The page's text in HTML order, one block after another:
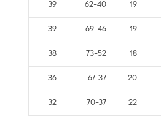
19
62-40
39
19
69-46
39
18
73-52
38
20
67-37
36
22
70-37
32